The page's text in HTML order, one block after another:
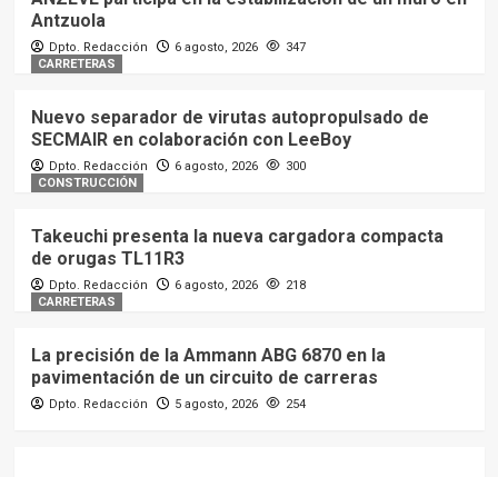
Antzuola
Dpto. Redacción 6 agosto, 2026
347
CARRETERAS
Nuevo separador de virutas autopropulsado de
SECMAIR en colaboración con LeeBoy
Dpto. Redacción 6 agosto, 2026
300
CONSTRUCCIÓN
Takeuchi presenta la nueva cargadora compacta
de orugas TL11R3
Dpto. Redacción 6 agosto, 2026
218
CARRETERAS
La precisión de la Ammann ABG 6870 en la
pavimentación de un circuito de carreras
Dpto. Redacción 5 agosto, 2026 254